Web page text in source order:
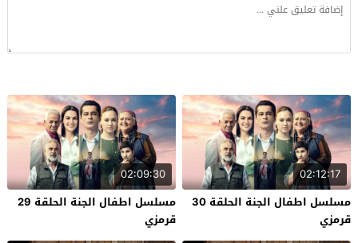
02:12:17
مسلسل اطفال الجنة الحلقة 30
قرمزي
02:09:30
مسلسل اطفال الجنة الحلقة 29
قرمزي